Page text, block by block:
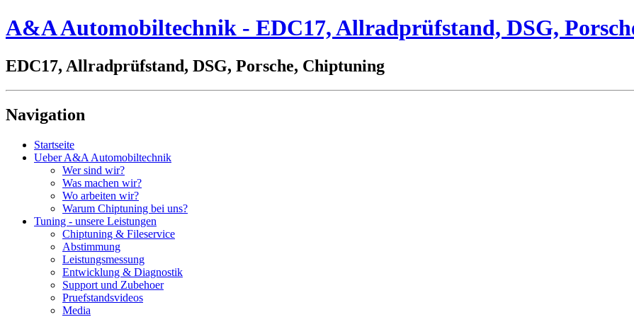
A&A Automobiltechnik - EDC17, Allradprüfstand, DSG,
EDC17, Allradprüfstand, DSG, Porsche, Chiptuning
Navigation
Startseite
Ueber A&A Automobiltechnik
Wer sind wir?
Was machen wir?
Wo arbeiten wir?
Warum Chiptuning bei uns?
Tuning - unsere Leistungen
Chiptuning & Fileservice
Abstimmung
Leistungsmessung
Entwicklung & Diagnostik
Support und Zubehoer
Pruefstandsvideos
Media